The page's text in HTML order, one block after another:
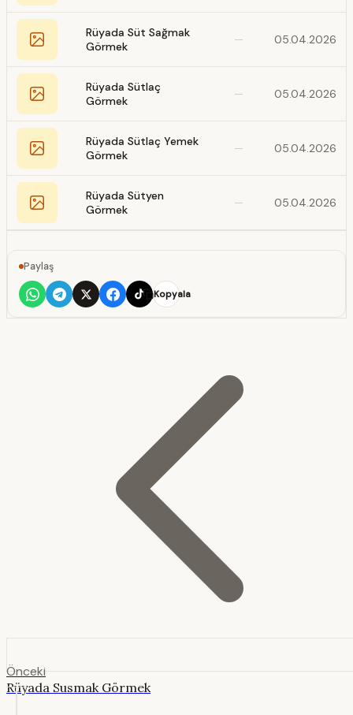
Rüyada Süt Sağmak
Görmek
— 05.04.2026
Rüyada Sütlaç
Görmek
— 05.04.2026
Rüyada Sütlaç Yemek
Görmek
— 05.04.2026
Rüyada Sütyen
Görmek
— 05.04.2026
Paylaş
Kopyala
Önceki
Rüyada Susmak Görmek